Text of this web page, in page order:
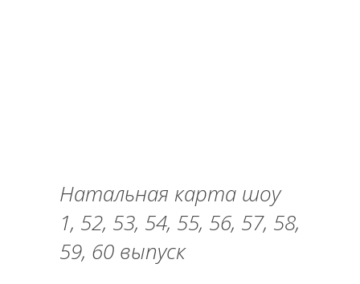
Натальная карта шоу
1, 52, 53, 54, 55, 56, 57, 58,
59, 60 выпуск